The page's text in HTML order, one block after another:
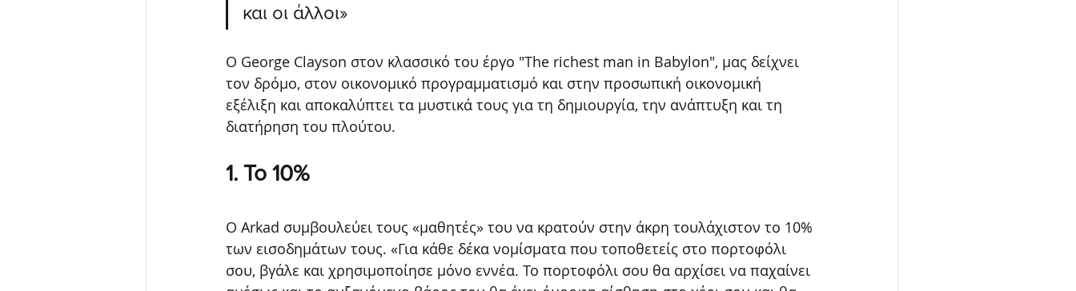
και οι άλλοι»
Ο George Clayson στον κλασσικό του έργο "The richest man in Babylon", μας δείχνει
τον δρόμο, στον οικονομικό προγραμματισμό και στην προσωπική οικονομική
εξέλιξη και αποκαλύπτει τα μυστικά τους για τη δημιουργία, την ανάπτυξη και τη
διατήρηση του πλούτου.
1. Το 10%
Ο Arkad συμβουλεύει τους «μαθητές» του να κρατούν στην άκρη τουλάχιστον το 10%
των εισοδημάτων τους. «Για κάθε δέκα νομίσματα που τοποθετείς στο πορτοφόλι
σου, βγάλε και χρησιμοποίησε μόνο εννέα. Το πορτοφόλι σου θα αρχίσει να παχαίνει